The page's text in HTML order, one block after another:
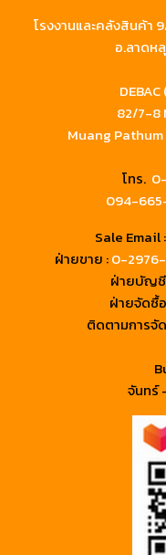
โรงงานและคลังสินค้า
อ.ลาดห
82/7-8
Muang
โทร.
094-
Sale Email :
ฝ่ายขาย :0-
ฝ่ายบัญ
ฝ่ายจัดซื้
ติดตามการจั
จันทร์